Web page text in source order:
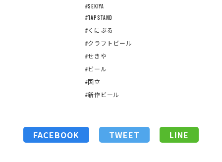
#sekiya
#tapstand
#くにぶる
#クラフトビール
#せきや
#ビール
#国立
#新作ビール
FACEBOOK TWEET LINE